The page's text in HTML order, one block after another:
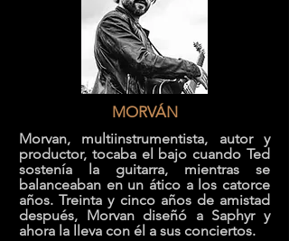
MORVÁN
Morvan, multiinstrumentista, autor y
productor, tocaba el bajo cuando Ted
sostenía la guitarra, mientras se
balanceaban en un ático a los catorce
años. Treinta y cinco años de amistad
después, Morvan diseñó a Saphyr y
ahora la lleva con él a sus conciertos.